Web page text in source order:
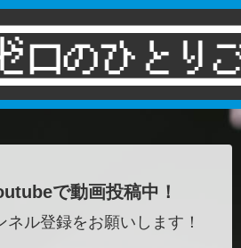
で動画投稿中！
ネル登録をお願いします！